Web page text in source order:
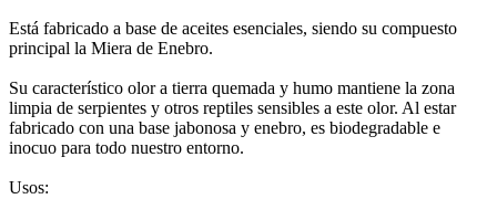
Está fabricado a base de aceites esenciales, siendo su compuesto
principal la Miera de Enebro.
Su característico olor a tierra quemada y humo mantiene la zona
limpia de serpientes y otros reptiles sensibles a este olor. Al estar
fabricado con una base jabonosa y enebro, es biodegradable e
inocuo para todo nuestro entorno.
Usos: